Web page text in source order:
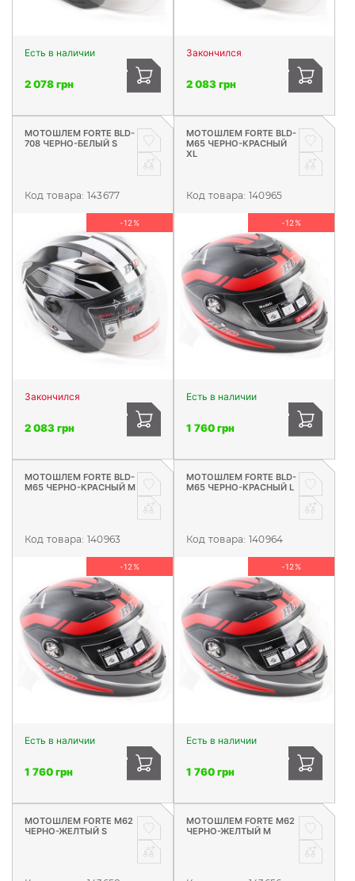
Есть в наличии
2 078 грн
Закончился
2 083 грн
МОТОШЛЕМ FORTE BLD-
708 ЧЕРНО-БЕЛЫЙ S
Код товара: 143677
-12%
Закончился
2 083 грн
МОТОШЛЕМ FORTE BLD-
M65 ЧЕРНО-КРАСНЫЙ
XL
Код товара: 140965
-12%
Есть в наличии
1 760 грн
МОТОШЛЕМ FORTE BLD-
M65 ЧЕРНО-КРАСНЫЙ M
Код товара: 140963
-12%
Есть в наличии
1 760 грн
МОТОШЛЕМ FORTE BLD-
M65 ЧЕРНО-КРАСНЫЙ L
Код товара: 140964
-12%
Есть в наличии
1 760 грн
МОТОШЛЕМ FORTE М62
ЧЕРНО-ЖЕЛТЫЙ S
МОТОШЛЕМ FORTE М62
ЧЕРНО-ЖЕЛТЫЙ М